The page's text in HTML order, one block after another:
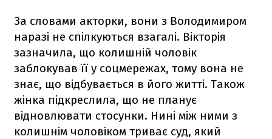
За словами акторки, вони з Володимиром
наразі не спілкуються взагалі. Вікторія
зазначила, що колишній чоловік
заблокував її у соцмережах, тому вона не
знає, що відбувається в його житті. Також
жінка підкреслила, що не планує
відновлювати стосунки. Нині між ними з
колишнім чоловіком триває суд, який